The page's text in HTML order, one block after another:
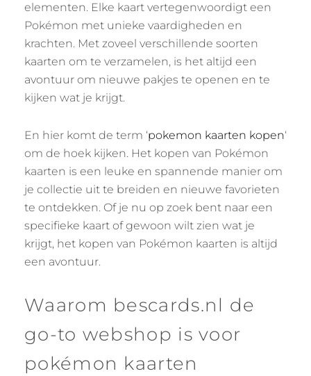
elementen. Elke kaart vertegenwoordigt een
Pokémon met unieke vaardigheden en
krachten. Met zoveel verschillende soorten
kaarten om te verzamelen, is het altijd een
avontuur om nieuwe pakjes te openen en te
kijken wat je krijgt.
En hier komt de term ‘pokemon kaarten kopen‘
om de hoek kijken. Het kopen van Pokémon
kaarten is een leuke en spannende manier om
je collectie uit te breiden en nieuwe favorieten
te ontdekken. Of je nu op zoek bent naar een
specifieke kaart of gewoon wilt zien wat je
krijgt, het kopen van Pokémon kaarten is altijd
een avontuur.
Waarom bescards.nl de
go-to webshop is voor
pokémon kaarten